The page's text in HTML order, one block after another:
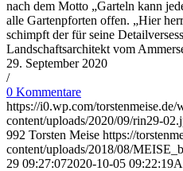
nach dem Motto „Garteln kann
alle Gartenpforten offen. „Hier
schimpft der für seine
Landschaftsarchitekt vom
29. September 2020
/
0 Kommentare
https://i0.wp.com/torstenmeise.de/
content/uploads/2020/09/rin29-
992 Torsten Meise https://
content/uploads/2018/08/
29 09:27:072020-10-05 09:22:19